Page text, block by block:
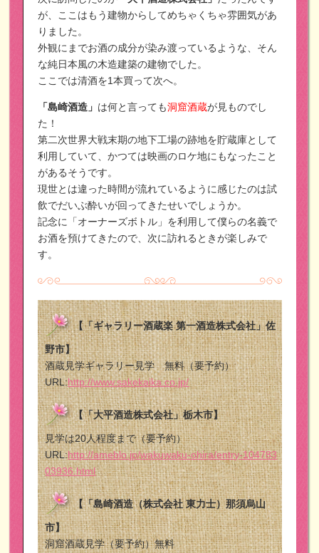
が、ここはもう建物からしてめちゃくちゃ雰囲気があ
りました。
外観にまでお酒の成分が染み渡っているような、そん
な純日本風の木造建築の建物でした。
ここでは清酒を1本買って次へ。
「島崎酒造」 は何と言っても洞窟酒蔵が見ものでし
た！
第二次世界大戦末期の地下工場の跡地を貯蔵庫として
利用していて、かつては映画のロケ地にもなったこと
があるそうです。
現世とは違った時間が流れているように感じたのは試
飲でだいぶ酔いが回ってきたせいでしょうか。
記念に「オーナーズボトル」を利用して僕らの名義で
お酒を預けてきたので、次に訪れるときが楽しみで
す。
【「ギャラリー酒蔵楽 第一酒造株式会社」佐
野市】
酒蔵見学ギャラリー見学 無料（要予約）
URL:http://www.sakekaika.co.jp/
【「大平酒造株式会社」栃木市】
見学は20人程度まで（要予約）
URL:http://ameblo.jp/wakuwaku-ohira/entry-104783
03936.html
【「島崎酒造（株式会社 東力士）那須烏山
市】
洞窟酒蔵見学（要予約）無料